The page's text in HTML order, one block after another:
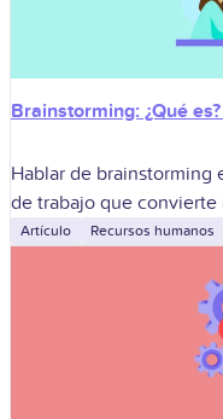
Brainstorming: ¿Qué
Hablar de brainstorming
de trabajo que
accionables, con ritmo,
Artículo Recursos humanos